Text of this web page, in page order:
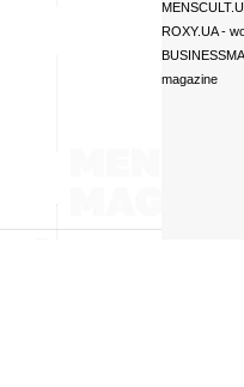
ROXY.UA-
magazine